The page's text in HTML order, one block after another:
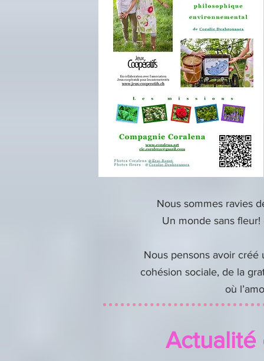
Nous sommes ravies
Un monde sans
Nous pensons avoir
cohésion sociale, de la
où
Actualité